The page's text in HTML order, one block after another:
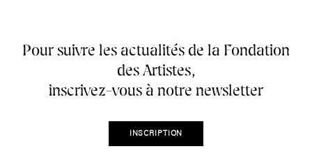
Pour suivre les actualités de la Fondation
des Artistes,
inscrivez-vous à notre newsletter
INSCRIPTION